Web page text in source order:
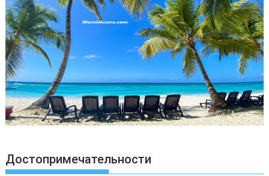
Достопримечательности